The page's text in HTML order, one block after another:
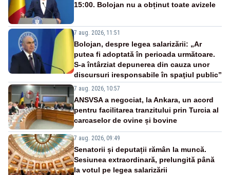
15:00. Bolojan nu a obținut toate avizele
7 aug. 2026, 11:51
Bolojan, despre legea salarizării: „Ar
putea fi adoptată în perioada următoare.
S-a întârziat depunerea din cauza unor
discursuri iresponsabile în spaţiul public”
7 aug. 2026, 10:57
ANSVSA a negociat, la Ankara, un acord
pentru facilitarea tranzitului prin Turcia al
carcaselor de ovine și bovine
7 aug. 2026, 09:49
Senatorii și deputații rămân la muncă.
Sesiunea extraordinară, prelungită până
la votul pe legea salarizării